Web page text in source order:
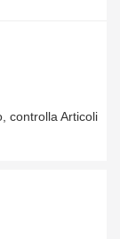
controlla Articoli